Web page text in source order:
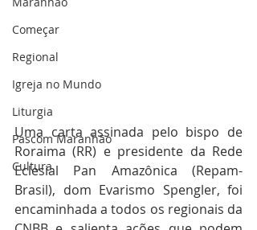
Começar
Regional
Igreja no Mundo
Liturgia
Pascom Maranhão
Cultura
Uma carta assinada pelo bispo de
Roraima (RR) e presidente da Rede
Eclesial Pan Amazônica (Repam-
Brasil), dom Evarismo Spengler, foi
encaminhada a todos os regionais da